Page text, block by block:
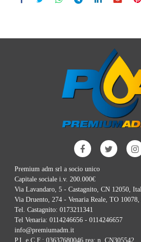
Premium adm srl a socio unico
Capitale sociale i.v. 200.000€
Via Lavandaro, 5 - Castagnito, CN 12050,
Via Druento, 274 - Venaria Reale, TO
Tel. Castagnito: 0173211341
Tel Venaria: 0114246656 - 0114246657
info@premiumadm.it
P.I. e C.F.: 03637680046 rea: n. CN305542